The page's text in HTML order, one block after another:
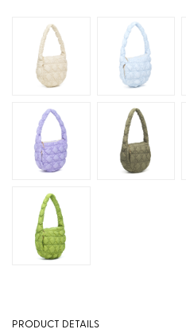
PRODUCT DETAILS